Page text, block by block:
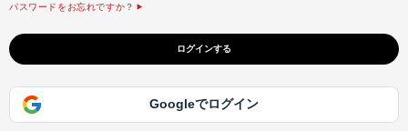
パスワードをお忘れですか？
Googleでログイン